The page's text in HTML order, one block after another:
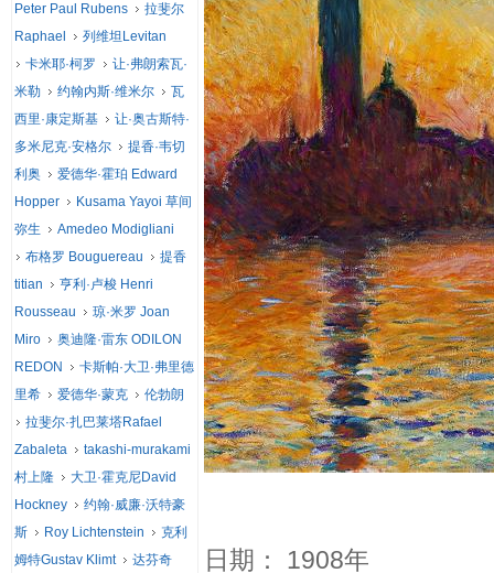
日期： 1908年
Peter Paul Rubens
拉斐尔
Raphael
列维坦Levitan
卡米耶·柯罗
让·弗朗索瓦·
米勒
约翰内斯·维米尔
瓦
西里·康定斯基
让·奥古斯特·
多米尼克·安格尔
提香·韦切
利奥
爱德华·霍珀 Edward
Hopper
Kusama Yayoi 草间
弥生
Amedeo Modigliani
布格罗 Bouguereau
提香
titian
亨利·卢梭 Henri
Rousseau
琼·米罗 Joan
Miro
奥迪隆·雷东 ODILON
REDON
卡斯帕·大卫·弗里德
里希
爱德华·蒙克
伦勃朗
拉斐尔·扎巴莱塔Rafael
Zabaleta
takashi-murakami
村上隆
大卫·霍克尼David
Hockney
约翰·威廉·沃特豪
斯
Roy Lichtenstein
克利
姆特Gustav Klimt
达芬奇